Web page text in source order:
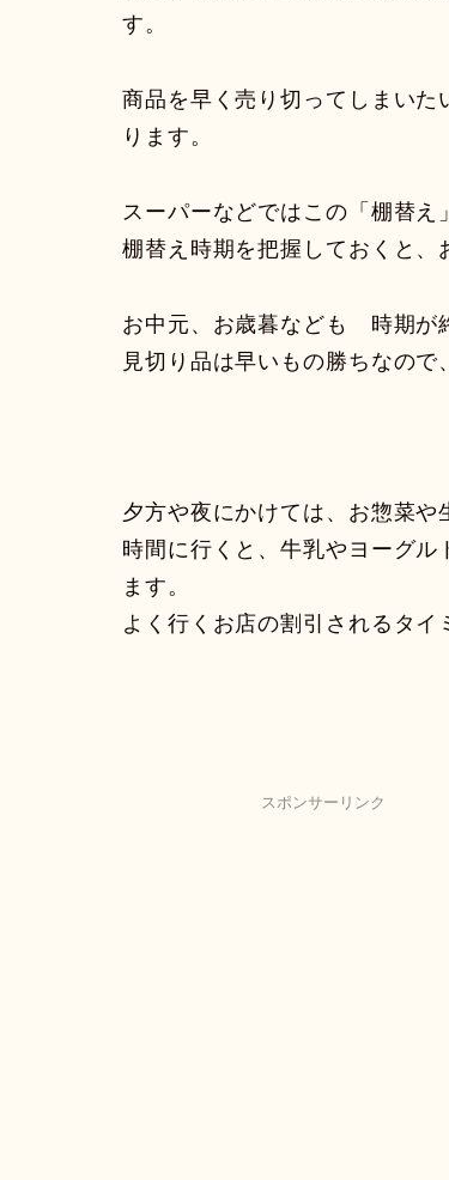
す。
商品を早く売り切ってしまい
ります。
スーパーなどではこの「棚替
棚替え時期を把握しておくと、
お中元、お歳暮なども 時期が
見切り品は早いもの勝ちなの
夕方や夜にかけては、お惣菜
時間に行くと、牛乳やヨーグル
ます。
よく行くお店の割引されるタ
スポンサーリンク